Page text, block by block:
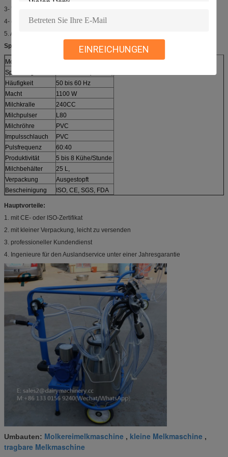
EINREICHUNGEN
3- Verschiedene Spannung und Motor, um verschiedene Länder zu erfüllen.
4- geringer Lärm und hohe Milchproduktion.
5. Arbeitsplatz zu sparen und die Wirtschaft zu verbessern.
Spezifikationen:
Modell
HL-JN07A
Spannung
Häufigkeit
50 bis 60 Hz
Macht
1100 W
Milchkralle
240CC
Milchpulser
L80
Milchröhre
PVC
Impulsschlauch
PVC
Pulsfrequenz
60:40
Produktivität
5 bis 8 Kühe/Stunde
Milchbehälter
25 L,
Verpackung
Ausgestopft
Bescheinigung
ISO, CE, SGS, FDA
Hauptvorteile:
1. mit CE- oder ISO-Zertifikat
2. mit kleiner Verpackung, leicht zu versenden
3. professioneller Kundendienst
4. Ingenieure für den Auslandservice unter einer Jahresgarantie
Umbauten: Molkereimelkmaschine , kleine Melkmaschine ,
tragbare Melkmaschine